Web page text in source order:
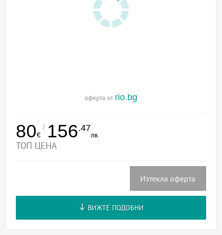
оферта от rio.bg
80€
/ 156.47
лв.
ТОП ЦЕНА
Изтекла оферта
ВИЖТЕ ПОДОБНИ